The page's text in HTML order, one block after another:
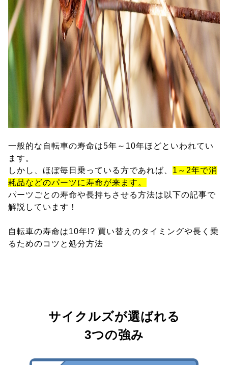
一般的な自転車の寿命は5年～10年ほどといわれてい
ます。
しかし、ほぼ毎日乗っている方であれば、 1～2年で消
耗品などのパーツに寿命が来ます。
パーツごとの寿命や長持ちさせる方法は以下の記事で
解説しています！
自転車の寿命は10年!? 買い替えのタイミングや長く乗
るためのコツと処分方法
サイクルズが選ばれる
3つの強み